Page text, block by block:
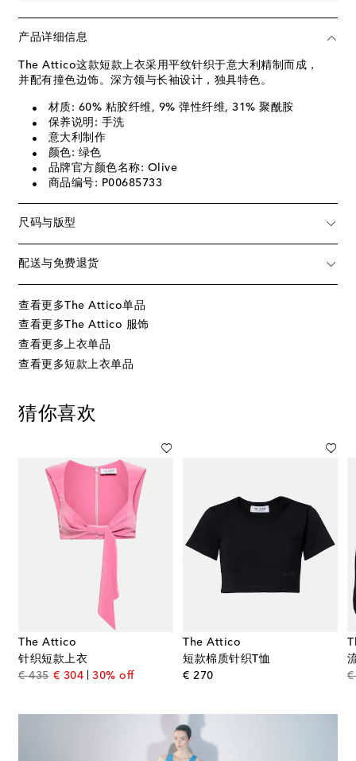
产品详细信息
The Attico这款短款上衣采用平纹针织于意大利精制而成，
并配有撞色边饰。深方领与长袖设计，独具特色。
材质: 60% 粘胶纤维, 9% 弹性纤维, 31% 聚酰胺
保养说明: 手洗
意大利制作
颜色: 绿色
品牌官方颜色名称: Olive
商品编号: P00685733
尺码与版型
配送与免费退货
查看更多The Attico单品
查看更多The Attico 服饰
查看更多上衣单品
查看更多短款上衣单品
猜你喜欢
The Attico
针织短款上衣
€ 435original price
€ 304discount price
30% off
The Attico
短款棉质针织T恤
€ 270original price
€